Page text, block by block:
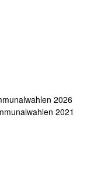
2026
2021